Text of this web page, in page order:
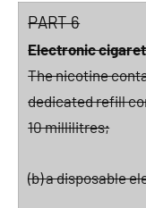
PART 6
Electronic
The nicotine
dedicated refill
10 millilitres;
(b) a disposable